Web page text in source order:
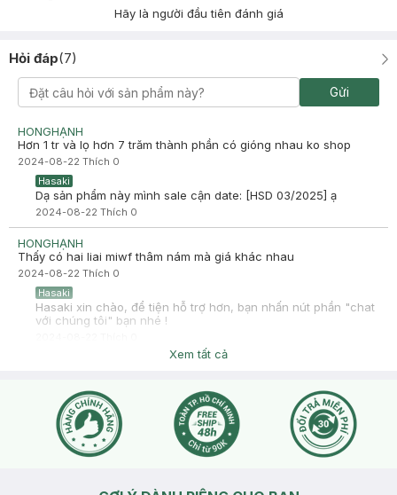
Hãy là người đầu tiên đánh giá
Hỏi đáp(7)
Gửi
HONGHẠNH
Hơn 1 tr và lọ hơn 7 trăm thành phần có gióng nhau ko shop
2024-08-22 Thích 0
Hasaki
Dạ sản phẩm này mình sale cận date: [HSD 03/2025] ạ
2024-08-22 Thích 0
HONGHẠNH
Thấy có hai liai miwf thâm nám mà giá khác nhau
2024-08-22 Thích 0
Hasaki
Hasaki xin chào, để tiện hỗ trợ hơn, bạn nhấn nút phần "chat
với chúng tôi" bạn nhé !
Xem tất cả